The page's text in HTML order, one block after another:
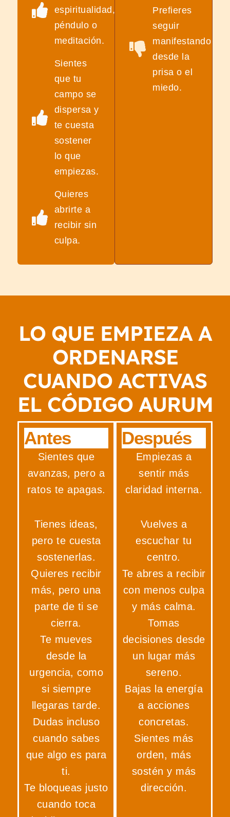
espiritualidad,
péndulo o
meditación.
Sientes
que tu
campo se
dispersa y
te cuesta
sostener
lo que
empiezas.
Quieres
abrirte a
recibir sin
culpa.
Prefieres
seguir
manifestando
desde la
prisa o el
miedo.
LO QUE EMPIEZA A
ORDENARSE
CUANDO ACTIVAS
EL CÓDIGO AURUM
Antes
Sientes que
avanzas, pero a
ratos te apagas.
Tienes ideas,
pero te cuesta
sostenerlas.
Quieres recibir
más, pero una
parte de ti se
cierra.
Te mueves
desde la
urgencia, como
si siempre
llegaras tarde.
Dudas incluso
cuando sabes
que algo es para
ti.
Te bloqueas justo
cuando toca
Después
Empiezas a
sentir más
claridad interna.
Vuelves a
escuchar tu
centro.
Te abres a recibir
con menos culpa
y más calma.
Tomas
decisiones desde
un lugar más
sereno.
Bajas la energía
a acciones
concretas.
Sientes más
orden, más
sostén y más
dirección.